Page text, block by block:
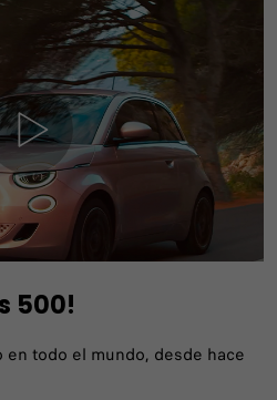
500!
todo el mundo, desde hace